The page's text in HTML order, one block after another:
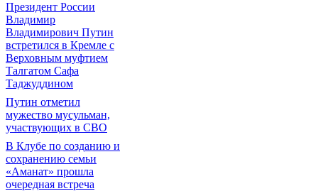
Президент России
Владимир
Владимирович Путин
встретился в Кремле с
Верховным муфтием
Талгатом Сафа
Таджуддином
Путин отметил
мужество мусульман,
участвующих в СВО
В Клубе по созданию и
сохранению семьи
«Аманат» прошла
очередная встреча